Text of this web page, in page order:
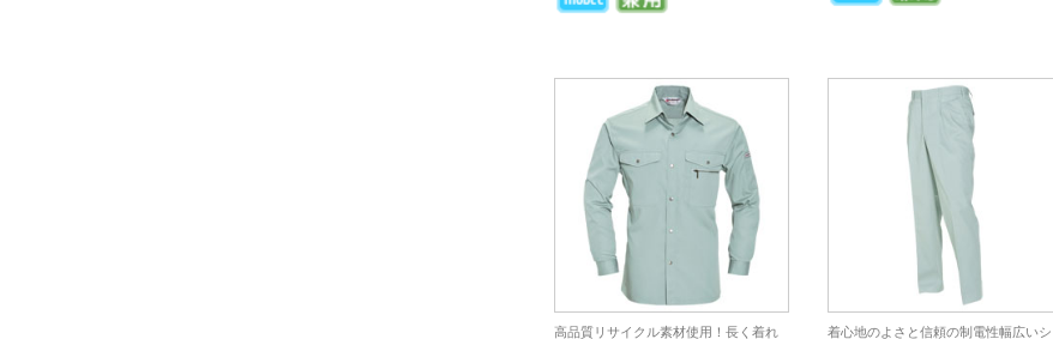
高品質リサイクル素材使用！長く着れ 着心地のよさと信頼の制電性幅広いシ